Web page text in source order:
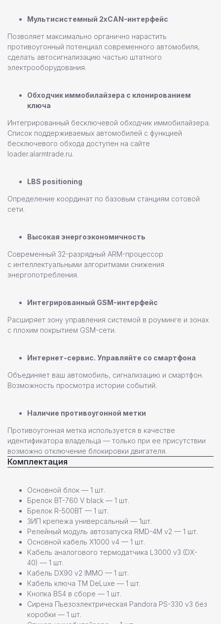
Мультисистемный 2хCAN-интерфейс
Позволяет максимально органично нарастить
противоугонный потенциал современного автомобиля,
сделать автосигнализацию частью штатного
электрооборудования.
Обходчик иммобилайзера с клонированием
ключа
Интегрированный бесключевой обходчик иммобилайзера.
Список поддерживаемых автомобилей с функцией
бесключевого обхода доступен на сайте
loader.alarmtrade.ru.
LBS positioning
Определение координат по базовым станциям сотовой
сети.
Высокая энергоэкономичность
Современный 32-разрядный ARM-процессор
с интеллектуальными алгоритмами снижения
энергопотребления.
Интегрированный GSM-интерфейс
Расширяет зону управления системой в роуминге и зонах
с плохим покрытием GSM-сети.
Интернет-сервис. Управляйте со смартфона
Объединяет ваш автомобиль, сигнализацию и смартфон.
Возможность просмотра истории событий.
Наличие противоугонной метки
Противоугонная метка используется в качестве
идентификатора владельца — только при ее присутствии
возможно отключение блокировки двигателя.
Комплектация
Основной блок — 1 шт.
Брелок BT-760 V black — 1 шт.
Брелок R-500BT — 1 шт.
ЗИП крепежа универсальный — 1шт.
Релейный модуль автозапуска RMD-4M v2 — 1 шт.
Основной кабель X1000 v4 — 1 шт.
Кабель аналогового термодатчика L3000 v3 (DX-
40) — 1 шт.
Кабель DX90 v2 IMMO — 1 шт.
Кабель ключа TM DeLuxe — 1 шт.
Кнопка BS4 в сборе — 1 шт.
Сирена Пьезоэлектрическая Pandora PS-330 v3 без
коробки — 1 шт.
+7
Даю согласие наобработку персональных данных
Остались вопросы или
нужна помощь в выборе?
Оставьте свои контактные данные,
Команда профессионалов Pandora